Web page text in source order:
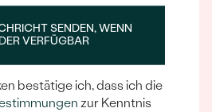
SENDEN, WENN
VERFÜGBAR
bestätige ich, dass ich die
zur Kenntnis